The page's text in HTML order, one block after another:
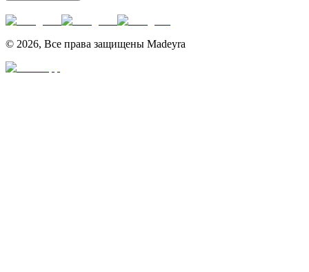
© 2026, Все права защищены Madeyra